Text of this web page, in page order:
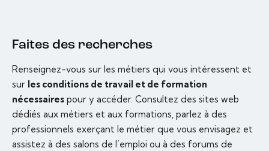
Faites des recherches
Renseignez-vous sur les métiers qui vous intéressent et
sur les conditions de travail et de formation
nécessaires pour y accéder. Consultez des sites web
dédiés aux métiers et aux formations, parlez à des
professionnels exerçant le métier que vous envisagez et
assistez à des salons de l’emploi ou à des forums de